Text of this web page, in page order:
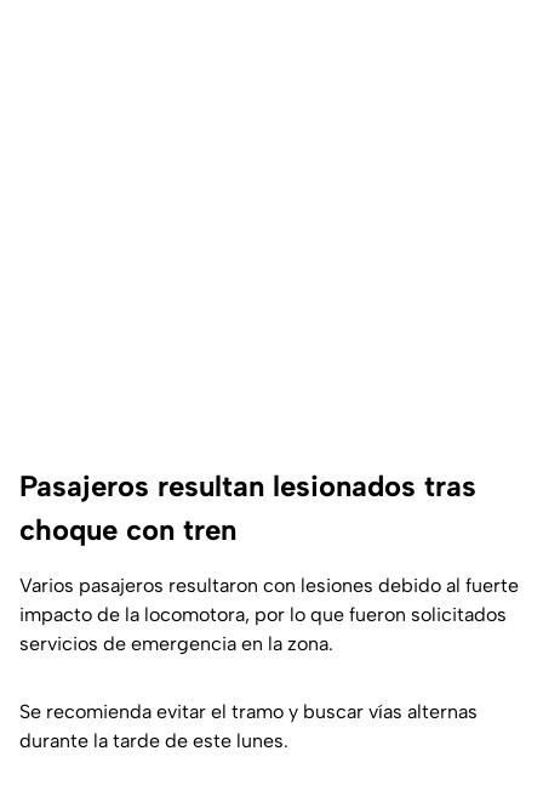
Pasajeros resultan lesionados tras
choque con tren
Varios pasajeros resultaron con lesiones debido al fuerte
impacto de la locomotora, por lo que fueron solicitados
servicios de emergencia en la zona.
Se recomienda evitar el tramo y buscar vías alternas
durante la tarde de este lunes.